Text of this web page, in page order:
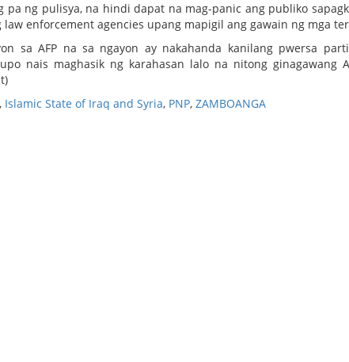
pa ng pulisya, na hindi dapat na mag-panic ang publiko
law enforcement agencies upang mapigil ang gawain ng mga
sa AFP na sa ngayon ay nakahanda kanilang pwersa
nais maghasik ng karahasan lalo na nitong ginagawang
, Islamic State of Iraq and Syria, PNP, ZAMBOANGA